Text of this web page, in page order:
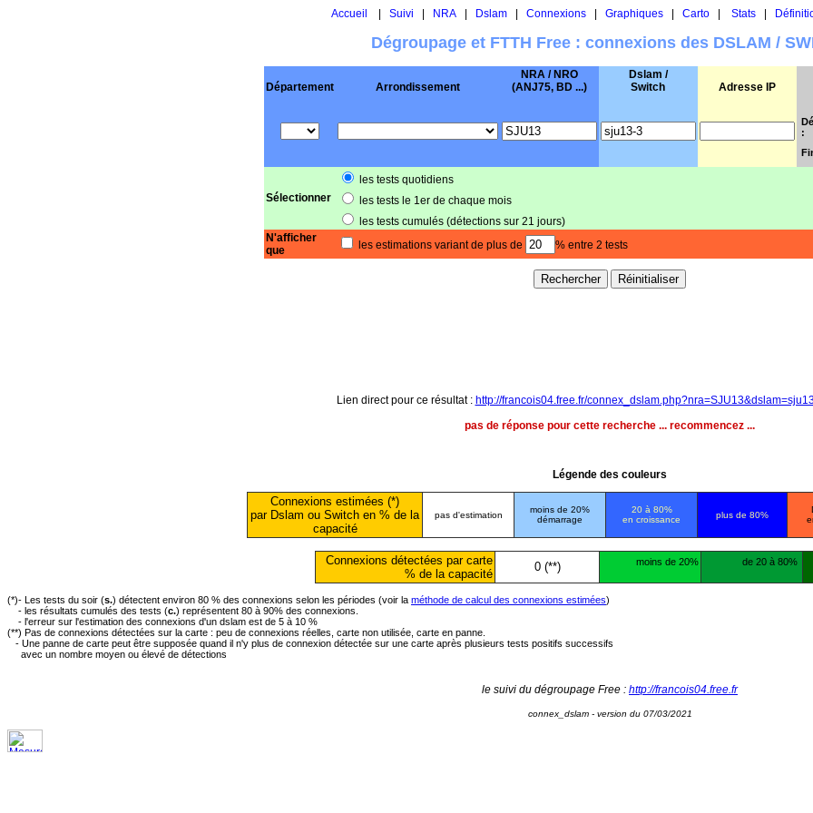
Accueil Suivi NRA| Dslam| Connexions| Graphiques| Carto| Stats|
Dégroupage et FTTH Free : connexions des DSLAM /
Département Arrondissement
NRA / NRO
(ANJ75, BD ...)
Dslam /
Switch
Adresse IP
:
Sélectionner
les tests quotidiens
les tests le 1er de chaque mois
les tests cumulés (détections sur 21 jours)
N'afficher
que
les estimations variant de plus de % entre 2 tests
Lien direct pour ce résultat : http://francois04.free.fr/
pas de réponse pour cette recherche ... recommencez ...
Légende des couleurs
Connexions estimées (*)
par Dslam ou Switch en % de la
capacité
pas d'estimation
moins de 20%
démarrage
20 à 80%
en croissance
plus de 80%
Connexions détectées par carte
% de la capacité
0 (**) moins de 20% de 20 à 80%
(*)- Les tests du soir (s.) détectent environ 80 % des connexions selon les périodes (voir la méthode de calcul des connexions estimées)
- les résultats cumulés des tests (c.) représentent 80 à 90% des connexions.
- l'erreur sur l'estimation des connexions d'un dslam est de 5 à 10 %
(**) Pas de connexions détectées sur la carte : peu de connexions réelles, carte non utilisée, carte en panne.
- Une panne de carte peut être supposée quand il n'y plus de connexion détectée sur une carte après plusieurs tests positifs successifs
avec un nombre moyen ou élevé de détections
le suivi du dégroupage Free : http://francois04.free.fr
connex_dslam - version du 07/03/2021